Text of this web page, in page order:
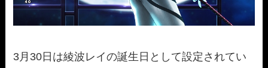
3月30日は綾波レイの誕生日として設定されてい